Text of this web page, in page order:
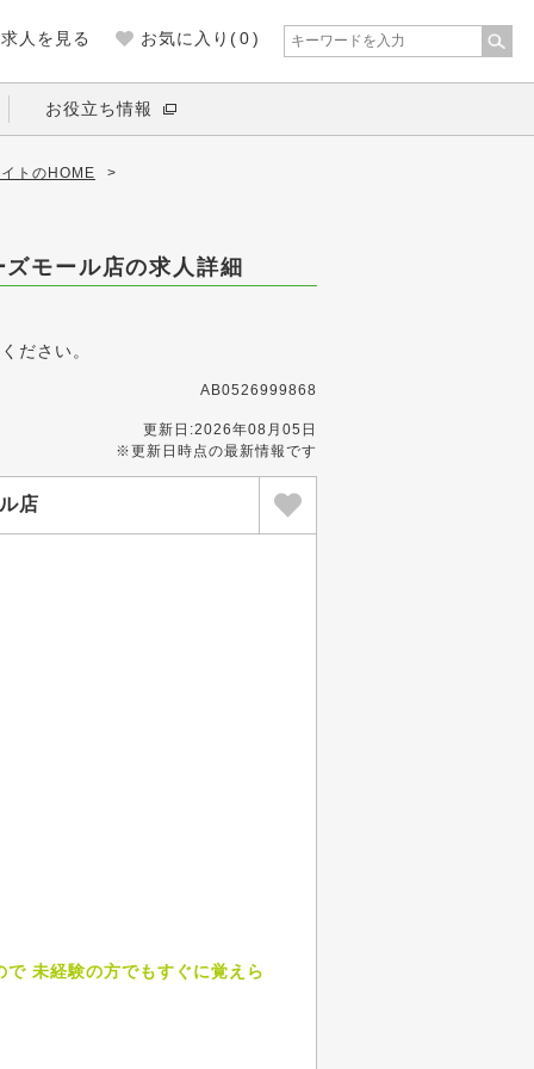
人を見る お気に入り(0)
お役立ち情報
トのHOME >
モール店の求人詳細
ださい。
AB0526999868
更新日:2026年08月05日
※更新日時点の最新情報です
店
未経験の方でもすぐに覚えら